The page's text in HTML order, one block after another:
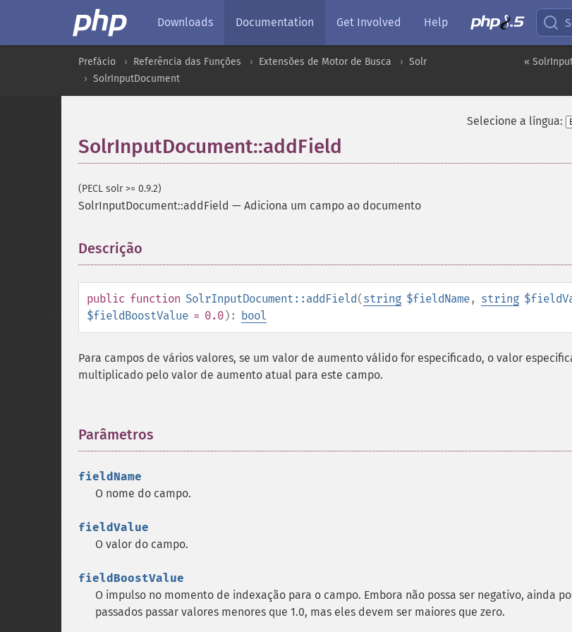
Downloads Documentation Get Involved Help
«
Prefácio Referência das Funções Extensões de Motor de Busca
Solr
SolrInputDocument
Selecione a língua:
SolrInputDocument::addField
(PECL solr >= 0.9.2)
SolrInputDocument::addField — Adiciona um campo ao documento
Descrição
public function SolrInputDocument::addField(string $fieldName, string
$fieldBoostValue = 0.0): bool
Para campos de vários valores, se um valor de aumento válido for especificado, o valor
multiplicado pelo valor de aumento atual para este campo.
Parâmetros
fieldName
O nome do campo.
fieldValue
O valor do campo.
fieldBoostValue
O impulso no momento de indexação para o campo. Embora não possa ser negativo, ainda
passados passar valores menores que 1.0, mas eles devem ser maiores que zero.